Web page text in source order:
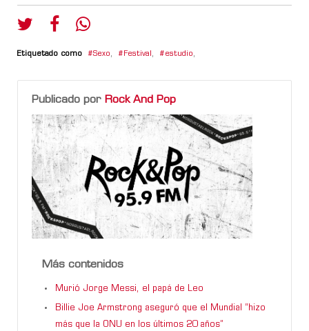
Etiquetado como Sexo, Festival , estudio,
Publicado por Rock And Pop
Más contenidos
Murió Jorge Messi, el papá de Leo
Billie Joe Armstrong aseguró que el Mundial “hizo
más que la ONU en los últimos 20 años”